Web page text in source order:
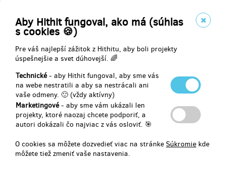
Aby Hithit fungoval, ako má (súhlas
s cookies 🍪)
Pre váš najlepší zážitok z Hithitu, aby boli projekty
úspešnejšie a svet dúhovejší. 🌈
Technické- aby Hithit fungoval, aby sme vás
na webe nestratili a aby sa nestrácali ani
vaše odmeny. 🙂 (vždy aktívny)
Marketingové- aby sme vám ukázali len
projekty, ktoré naozaj chcete podporiť, a
autori dokázali čo najviac z vás osloviť. 🎯
O cookies sa môžete dozvedieť viac na stránke Súkromie kde
môžete tiež zmeniť vaše nastavenia.
Najdete nás na